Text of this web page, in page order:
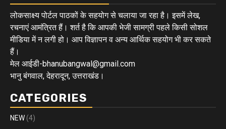
लोकसाक्ष्य पोर्टल पाठकों के सहयोग से चलाया जा रहा है। इसमें लेख,
रचनाएं आमंत्रित हैं। शर्त है कि आपकी भेजी सामग्री पहले किसी सोशल
मीडिया में न लगी हो। आप विज्ञापन व अन्य आर्थिक सहयोग भी कर सकते
हैं।
मेल आईडी-bhanubangwal@gmail.com
भानु बंगवाल, देहरादून, उत्तराखंड।
CATEGORIES
NEW (4)